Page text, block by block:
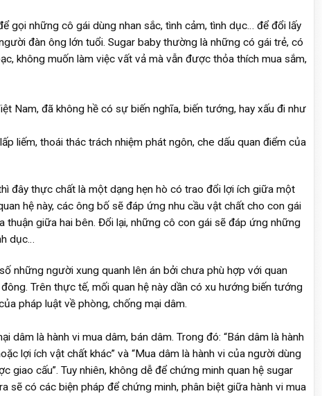
gọi những cô gái dùng nhan sắc, tình cảm, tình dục… để đổi lấy
đàn ông lớn tuổi. Sugar baby thường là những có gái trẻ, có
không muốn làm việc vất vả mà vẫn được thỏa thích mua sắm,
Nam, đã không hề có sự biến nghĩa, biến tướng, hay xấu đi như
liếm, thoái thác trách nhiệm phát ngôn, che dấu quan điểm của
đây thực chất là một dạng hẹn hò có trao đổi lợi ích giữa một
hệ này, các ông bố sẽ đáp ứng nhu cầu vật chất cho con gái
giữa hai bên. Đổi lại, những cô con gái sẽ đáp ứng những
dục…
những người xung quanh lên án bởi chưa phù hợp với quan
Trên thực tế, mối quan hệ này dần có xu hướng biến tướng
pháp luật về phòng, chống mại dâm.
là hành vi mua dâm, bán dâm. Trong đó: “Bán dâm là hành
lợi ích vật chất khác” và “Mua dâm là hành vi của người dùng
cấu”. Tuy nhiên, không dễ để chứng minh quan hệ sugar
sẽ có các biện pháp để chứng minh, phân biệt giữa hành vi mua